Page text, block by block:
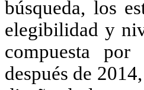
búsqueda, los
elegibilidad y
compuesta por
después de